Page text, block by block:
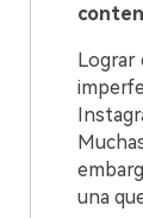
Lograr
una